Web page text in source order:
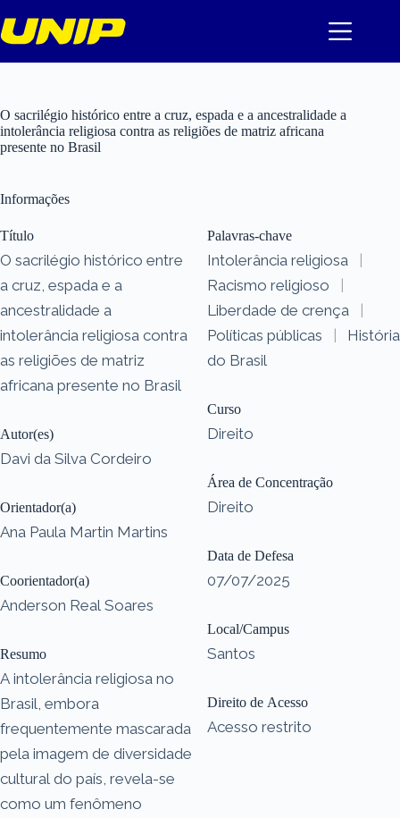
para
o
O sacrilégio histórico entre a cruz, espada e a ancestralidade a
intolerância religiosa contra as religiões de matriz africana
presente no Brasil
Informações
Título
O sacrilégio histórico entre
a cruz, espada e a
ancestralidade a
intolerância religiosa contra
as religiões de matriz
africana presente no Brasil
Autor(es)
Davi da Silva Cordeiro
Orientador(a)
Ana Paula Martin Martins
Coorientador(a)
Anderson Real Soares
Resumo
A intolerância religiosa no
Brasil, embora
frequentemente mascarada
pela imagem de diversidade
cultural do país, revela-se
como um fenômeno
Palavras-chave
Intolerância religiosa
|
Racismo religioso
|
Liberdade de crença
|
Políticas públicas
|
História
do Brasil
Curso
Direito
Área de Concentração
Direito
Data de Defesa
07/07/2025
Local/Campus
Santos
Direito de Acesso
Acesso restrito